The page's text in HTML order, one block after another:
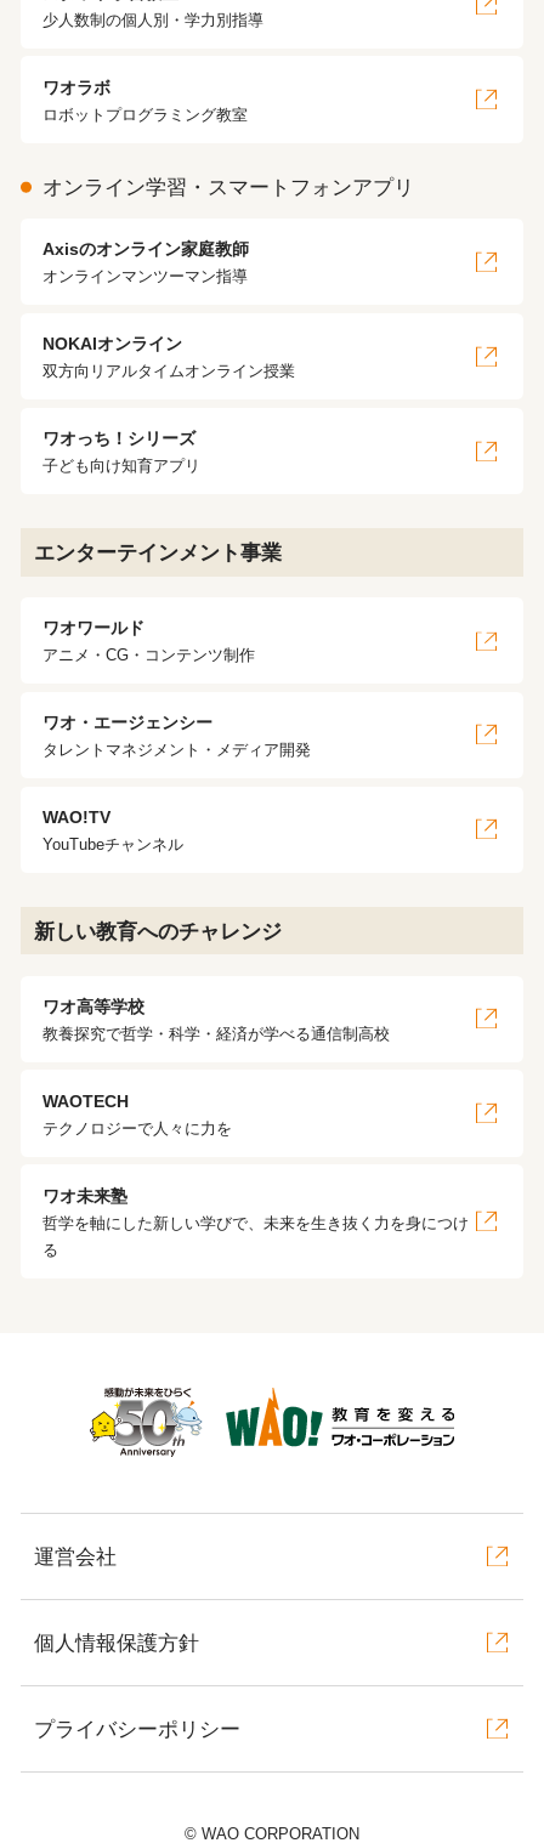
少人数制の個人別・学力別指導
ワオラボ
ロボットプログラミング教室
オンライン学習・スマートフォンアプリ
Axisのオンライン家庭教師
オンラインマンツーマン指導
NOKAIオンライン
双方向リアルタイムオンライン授業
ワオっち！シリーズ
子ども向け知育アプリ
エンターテインメント事業
ワオワールド
アニメ・CG・コンテンツ制作
ワオ・エージェンシー
タレントマネジメント・メディア開発
WAO!TV
YouTubeチャンネル
新しい教育へのチャレンジ
ワオ高等学校
教養探究で哲学・科学・経済が学べる通信制高校
WAOTECH
テクノロジーで人々に力を
ワオ未来塾
哲学を軸にした新しい学びで、未来を生き抜く力を身につけ
る
運営会社
個人情報保護方針
プライバシーポリシー
©︎ WAO CORPORATION